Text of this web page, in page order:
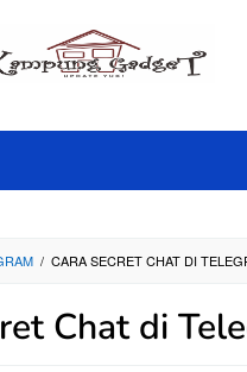
/ CARA SECRET CHAT DI
Chat di